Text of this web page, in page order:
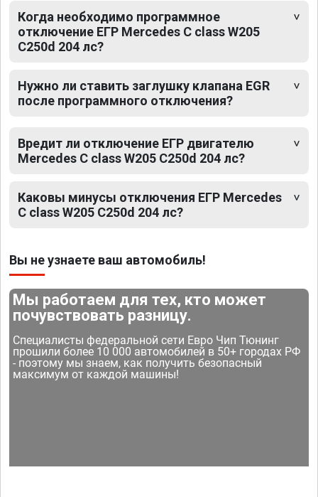
Когда необходимо программное
отключение ЕГР Mercedes C class W205
C250d 204 лс?
Нужно ли ставить заглушку клапана EGR
после программного отключения?
Вредит ли отключение ЕГР двигателю
Mercedes C class W205 C250d 204 лс?
Каковы минусы отключения ЕГР Mercedes
C class W205 C250d 204 лс?
Вы не узнаете ваш автомобиль!
Мы работаем для тех, кто может
почувствовать разницу.
Специалисты федеральной сети Евро Чип Тюнинг
прошили более 10 000 автомобилей в 50+ городах РФ
- поэтому мы знаем, как получить безопасный
максимум от каждой машины!